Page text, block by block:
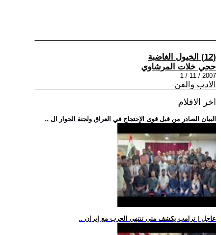
(12) الخيول الغاضبة
حجي خلات المرشاوي
2007 / 11 / 1
الادب والفن
اخر الافلام
.. البيان الصادر من قبل قوى الإحتجاج في العراق ولجنة الحوار ال
.. عاجل | ترامب يكشف متى تنتهي الحرب مع إيران